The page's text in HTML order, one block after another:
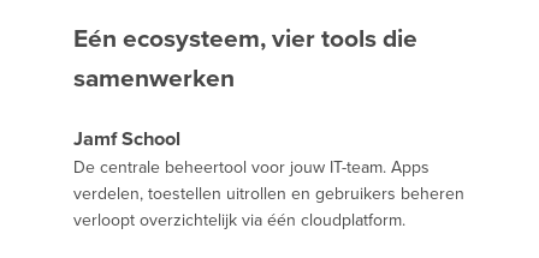
Eén ecosysteem, vier tools die
samenwerken
Jamf School
De centrale beheertool voor jouw IT-team. Apps
verdelen, toestellen uitrollen en gebruikers beheren
verloopt overzichtelijk via één cloudplatform.